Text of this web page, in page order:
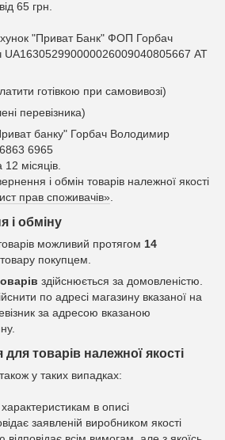
65 грн.
"Приват Банк" ФОП Горбач
АТ
готівкою при самовивозі)
перевізника)
банку" Горбач Володимир
6965
місяців.
і обмін товарів належної якості
прав споживачів»
і обміну
можливий протягом 14
покупцем.
здійснюється за домовленістю.
по адресі магазину вказаної на
за адресою вказаною
товарів належної якості
у таких випадках:
в описі
заявленій виробником якості